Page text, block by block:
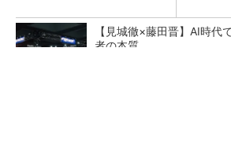
【見城徹×藤田晋】AI時代
者の本質